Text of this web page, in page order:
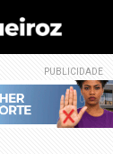
PUBLICIDADE